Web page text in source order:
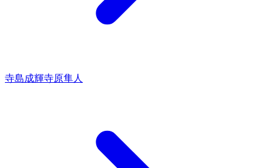
寺島成輝寺原隼人